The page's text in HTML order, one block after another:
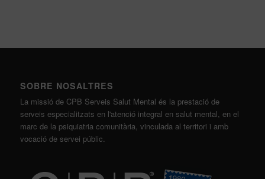
SOBRE NOSALTRES
La missió de CPB Serveis Salut Mental és la prestació de
serveis especialitzats en l'atenció integral en salut mental, en el
marc de la psiquiatria comunitària, vinculada al territori i amb
vocació de servei públic.